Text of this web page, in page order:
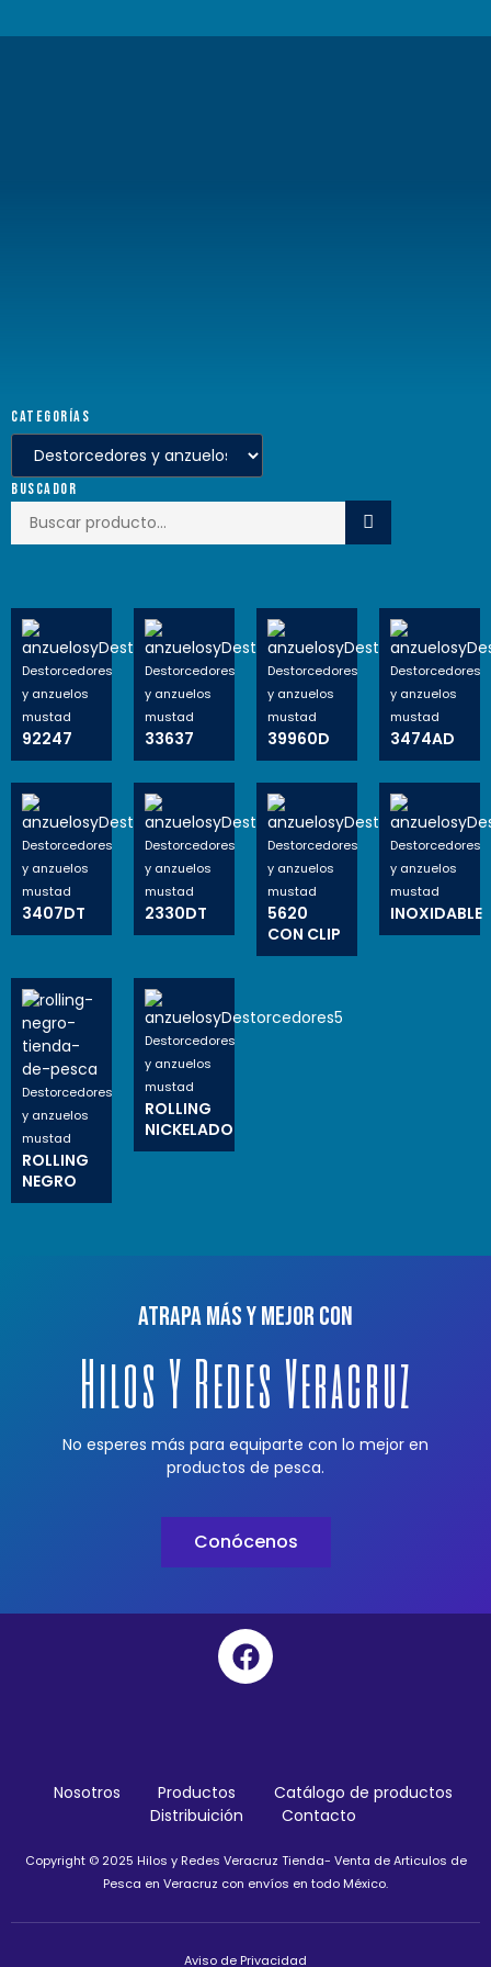
CATEGORÍAS
BUSCADOR
Destorcedores
y anzuelos
mustad
92247
Destorcedores
y anzuelos
mustad
33637
Destorcedores
y anzuelos
mustad
39960D
Destorcedores
y anzuelos
mustad
3474AD
Destorcedores
y anzuelos
mustad
3407DT
Destorcedores
y anzuelos
mustad
2330DT
Destorcedores
y anzuelos
mustad
5620
CON CLIP
Destorcedores
y anzuelos
mustad
INOXIDABLE
Destorcedores
y anzuelos
mustad
ROLLING
NEGRO
Destorcedores
y anzuelos
mustad
ROLLING
NICKELADO
Atrapa más y mejor con
Hilos Y Redes Veracruz
No esperes más para equiparte con lo mejor en
productos de pesca.
Conócenos
Nosotros Productos
Catálogo de productos
Distribuición
Contacto
Copyright © 2025 Hilos y Redes Veracruz Tienda- Venta de Articulos de
Pesca en Veracruz con envíos en todo México.
Aviso de Privacidad